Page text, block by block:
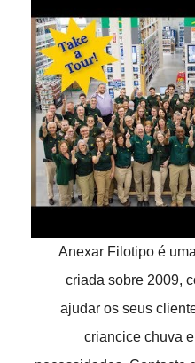
Anexar Filotipo é
criada sobre 2009,
ajudar os seus
criancice chuva